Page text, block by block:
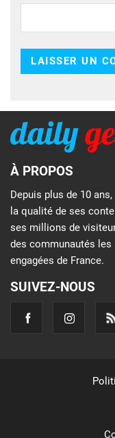
À PROPOS
Depuis plus de 10
la qualité de ses
ses millions de
des communautés
engagées de France.
SUIVEZ-NOUS